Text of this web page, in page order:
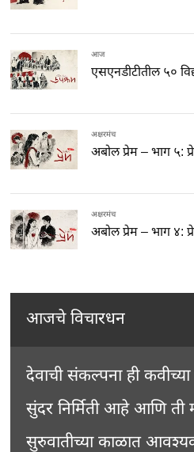
आज
एसएनडीटीतील ५०
अक्षरमंच
अबोल प्रेम – भाग ५:
अक्षरमंच
अबोल प्रेम – भाग ४:
आजचे विचारधन
देवाची संकल्पना ही
सुंदर निर्मिती आहे आणि ती
सुरुवातीच्या काळात